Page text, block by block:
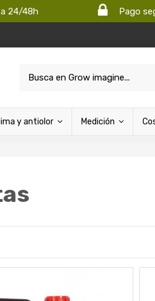
24/48h Pago
y antiolor Medición